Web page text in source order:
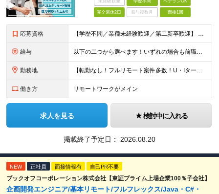
未経験歓迎 学歴不問 ベテランOK
完全週休2日 賞与複数月 面接1回
応募資格 【学歴不問／業種未経験歓迎／第二新卒歓迎】 ■IT・システムエンジニアの実務経験をお持ちの方※工程や使用言語、経験年数は不問 ◎転職回数は不問 ＼下記のような方にオススメ／ ・安定した収入を得たい方
給与 以下の二つから選べます！いずれの場合も前職の給与を考盛し給与シミュレーションを作成します。 【プロセス型（コツコツ給与を上げたい方向け）】 ■月給25万円～50万円 ※年齢や社歴、仕事の取り組み姿勢
勤務地 【転勤なし！フルリモート案件多数！U・Iターン歓迎】 一都三県を中心に豊富な案件を保有しております！ 東京・愛知・大阪・広島・福岡・新潟の 各プロジェクト先または自社拠点 ※勤務地は希望を考慮します
働き方 リモートワークがメイン
求人を見る 検討中に入れる
掲載終了予定日： 2026.08.20
NEW 正社員 面接情報有 自己PR不要
ブックオフコーポレーション株式会社【東証プライム上場企業100％子会社】
企画開発エンジニア/基本リモート/フルフレックス/Java・C#・